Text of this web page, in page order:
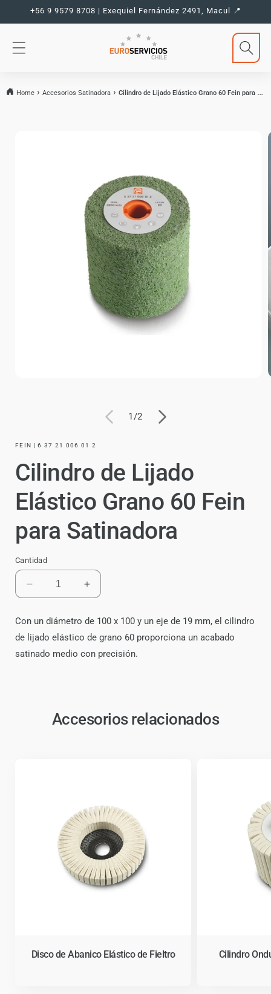
directamente
al contenido
+56 9 9579 8708 | Exequiel Fernández 2491, Macul 📍
Home Accesorios Satinadora Cilindro de Lijado Elástico Grano 60 Fein para Satinadora
1 /
de
2
FEIN | 6 37 21 006 01 2
Cilindro de Lijado
Elástico Grano 60 Fein
para Satinadora
Cantidad
Reducir
cantidad
para
Cilindro
de
Lijado
Aumentar
cantidad
para
Cilindro
de
Lijado
para
Con un diámetro de 100 x 100 y un eje de 19 mm, el cilindro
de lijado elástico de grano 60 proporciona un acabado
satinado medio con precisión.
Accesorios relacionados
Disco de Abanico Elástico de Fieltro Cilindro